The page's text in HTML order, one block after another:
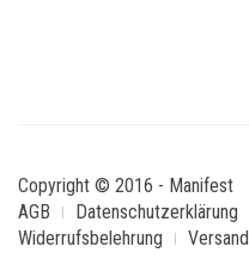
Copyright © 2016 - Manifest
AGB
Datenschutzerklärung
Widerrufsbelehrung